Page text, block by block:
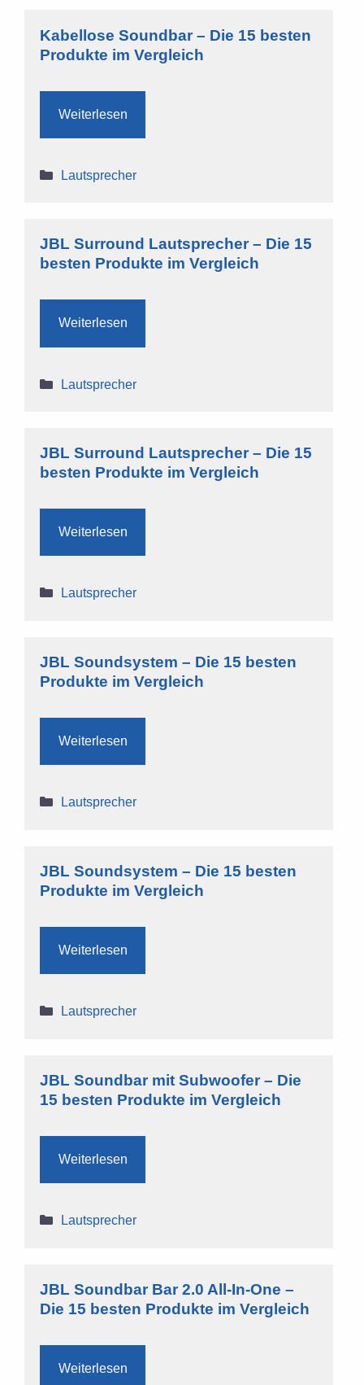
Kabellose Soundbar – Die 15 besten
Produkte im Vergleich
Weiterlesen
Kategorien
Lautsprecher
JBL Surround Lautsprecher – Die 15
besten Produkte im Vergleich
Weiterlesen
Kategorien
Lautsprecher
JBL Surround Lautsprecher – Die 15
besten Produkte im Vergleich
Weiterlesen
Kategorien
Lautsprecher
JBL Soundsystem – Die 15 besten
Produkte im Vergleich
Weiterlesen
Kategorien
Lautsprecher
JBL Soundsystem – Die 15 besten
Produkte im Vergleich
Weiterlesen
Kategorien
Lautsprecher
JBL Soundbar mit Subwoofer – Die
15 besten Produkte im Vergleich
Weiterlesen
Kategorien
Lautsprecher
JBL Soundbar Bar 2.0 All-In-One –
Die 15 besten Produkte im Vergleich
Weiterlesen